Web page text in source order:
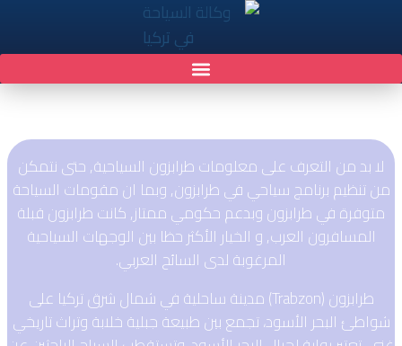
لا بد من التعرف على معلومات طرابزون السياحية, حتى نتمكن
من تنظيم برنامج سياحي في طرابزون, وبما ان مقومات السياحة
متوفرة في طرابزون وبدعم حكومي ممتاز, كانت طرابزون قبلة
المسافرون العرب, و الخيار الأكثر حظا بين الوجهات السياحية
المرغوبة لدى السائح العربي.
طرابزون (Trabzon) مدينة ساحلية في شمال شرق تركيا على
شواطئ البحر الأسود، تجمع بين طبيعة جبلية خلابة وتراث تاريخي